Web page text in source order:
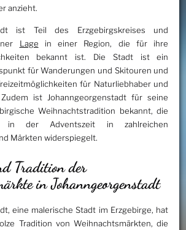
anzieht.
ist Teil des Erzgebirgskreises und
Lage in einer Region, die für ihre
bekannt ist. Die Stadt ist ein
für Wanderungen und Skitouren und
für Naturliebhaber und
ist Johanngeorgenstadt für seine
Weihnachtstradition bekannt, die
in der Adventszeit in zahlreichen
Märkten widerspiegelt.
Tradition der
in Johanngeorgenstadt
eine malerische Stadt im Erzgebirge, hat
Tradition von Weihnachtsmärkten, die